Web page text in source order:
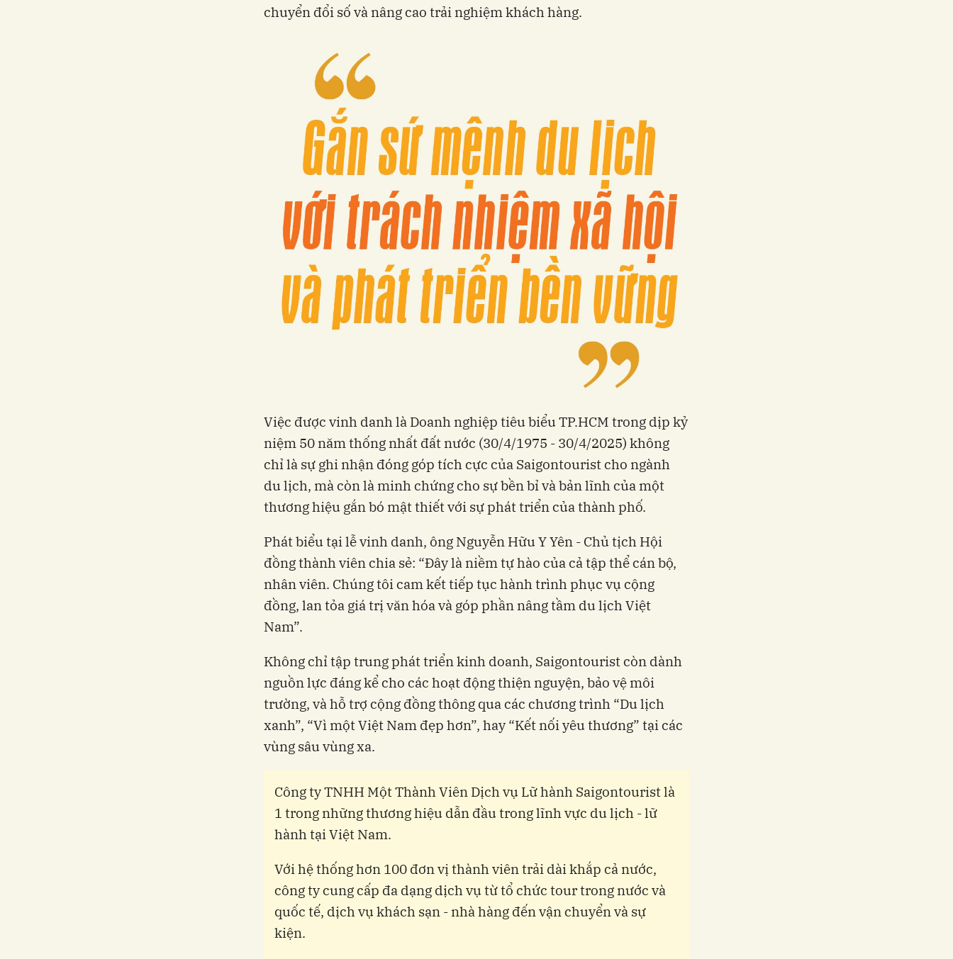
chuyển đổi số và nâng cao trải nghiệm khách hàng.
Việc được vinh danh là Doanh nghiệp tiêu biểu TP.HCM trong dịp kỷ
niệm 50 năm thống nhất đất nước (30/4/1975 - 30/4/2025) không
chỉ là sự ghi nhận đóng góp tích cực của Saigontourist cho ngành
du lịch, mà còn là minh chứng cho sự bền bỉ và bản lĩnh của một
thương hiệu gắn bó mật thiết với sự phát triển của thành phố.
Phát biểu tại lễ vinh danh, ông Nguyễn Hữu Y Yên - Chủ tịch Hội
đồng thành viên chia sẻ: “Đây là niềm tự hào của cả tập thể cán bộ,
nhân viên. Chúng tôi cam kết tiếp tục hành trình phục vụ cộng
đồng, lan tỏa giá trị văn hóa và góp phần nâng tầm du lịch Việt
Nam”.
Không chỉ tập trung phát triển kinh doanh, Saigontourist còn dành
nguồn lực đáng kể cho các hoạt động thiện nguyện, bảo vệ môi
trường, và hỗ trợ cộng đồng thông qua các chương trình “Du lịch
xanh”, “Vì một Việt Nam đẹp hơn”, hay “Kết nối yêu thương” tại các
vùng sâu vùng xa.
Công ty TNHH Một Thành Viên Dịch vụ Lữ hành Saigontourist là
1 trong những thương hiệu dẫn đầu trong lĩnh vực du lịch - lữ
hành tại Việt Nam.
Với hệ thống hơn 100 đơn vị thành viên trải dài khắp cả nước,
công ty cung cấp đa dạng dịch vụ từ tổ chức tour trong nước và
quốc tế, dịch vụ khách sạn - nhà hàng đến vận chuyển và sự
kiện.